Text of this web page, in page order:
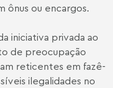
ônus ou encargos.
iniciativa privada ao
de preocupação
reticentes em fazê-
ilegalidades no